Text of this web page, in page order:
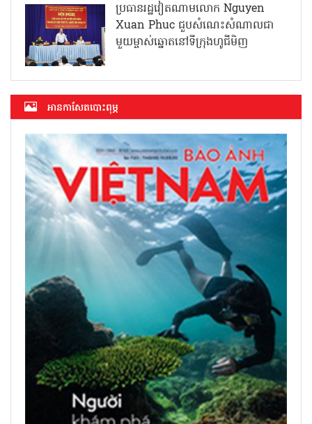
ប្រធានរដ្ឋវៀតណាមលោក Nguyen
Xuan Phuc ជួបសំណេះសំណាលជា
មួយម្ចាស់ឆ្នោតនៅទីក្រុងហូជីមិញ
អាន​កាសែត​បោះពុម្ភ